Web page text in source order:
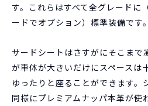
す。これらはすべて全グレードに
ードでオプション）標準装備です。
サードシートはさすがにそこまで
が車体が大きいだけにスペースは
ゆったりと座ることができます。
同様にプレミアムナッパ本革が使